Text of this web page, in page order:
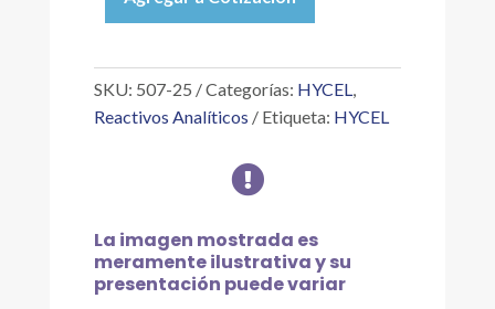
P-
25
cantidad
SKU: 507-25 Categorías: HYCEL,
Reactivos Analíticos
Etiqueta: HYCEL

La imagen mostrada es
meramente ilustrativa y su
presentación puede variar